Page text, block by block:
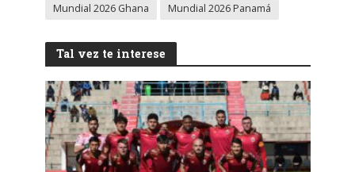
Mundial 2026 Ghana
Mundial 2026 Panamá
Tal vez te interese